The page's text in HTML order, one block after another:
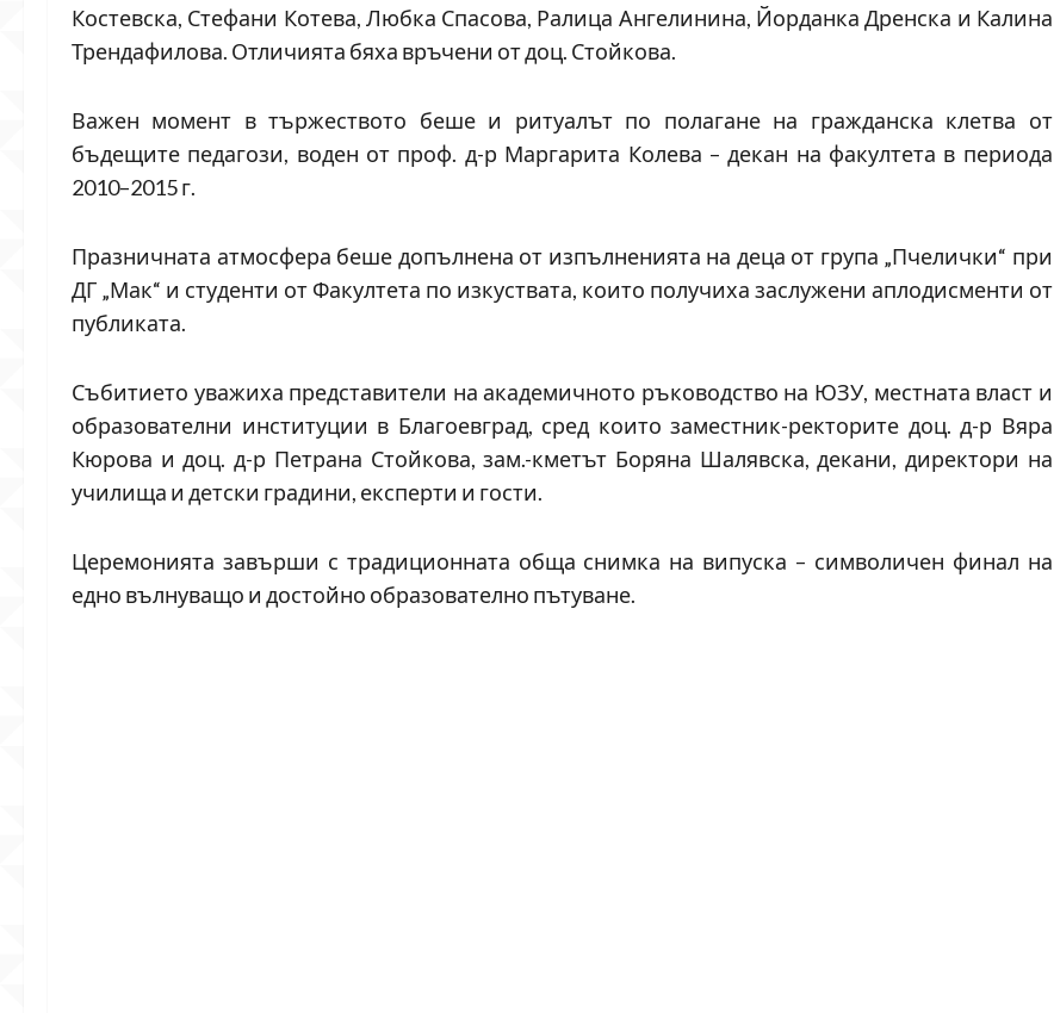
Костевска, Стефани Котева, Любка Спасова, Ралица Ангелинина, Йорданка Дренска и Калина
Трендафилова. Отличията бяха връчени от доц. Стойкова.
Важен момент в тържеството беше и ритуалът по полагане на гражданска клетва от
бъдещите педагози, воден от проф. д-р Маргарита Колева – декан на факултета в периода
2010–2015 г.
Празничната атмосфера беше допълнена от изпълненията на деца от група „Пчелички“ при
ДГ „Мак“ и студенти от Факултета по изкуствата, които получиха заслужени аплодисменти от
публиката.
Събитието уважиха представители на академичното ръководство на ЮЗУ, местната власт и
образователни институции в Благоевград, сред които заместник-ректорите доц. д-р Вяра
Кюрова и доц. д-р Петрана Стойкова, зам.-кметът Боряна Шалявска, декани, директори на
училища и детски градини, експерти и гости.
Церемонията завърши с традиционната обща снимка на випуска – символичен финал на
едно вълнуващо и достойно образователно пътуване.